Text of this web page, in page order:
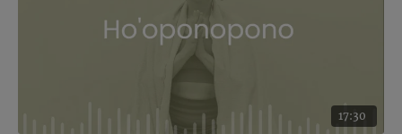
: 17 minutos
Recomendaciones : ten a mano un cojín de semillas
caliente, una manta eléctrica o una bolsa de agua
caliente para colocar sobre tu vientre. También
puedes tener un aceite de masaje para el vientre si
decides hacer el automasaje.
17:30